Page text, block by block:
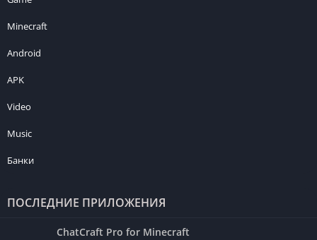
Minecraft
Android
APK
Video
Music
Банки
ПОСЛЕДНИЕ ПРИЛОЖЕНИЯ
ChatCraft Pro for Minecraft